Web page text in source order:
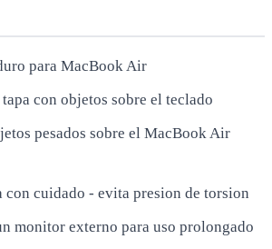
para MacBook Air
con objetos sobre el teclado
pesados sobre el MacBook Air
con cuidado - evita presion de torsion
monitor externo para uso prolongado